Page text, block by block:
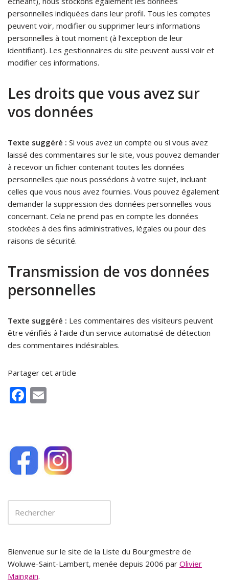
personnelles indiquées dans leur profil. Tous les comptes
peuvent voir, modifier ou supprimer leurs informations
personnelles à tout moment (à l’exception de leur
identifiant). Les gestionnaires du site peuvent aussi voir et
modifier ces informations.
Les droits que vous avez sur
vos données
Texte suggéré : Si vous avez un compte ou si vous avez
laissé des commentaires sur le site, vous pouvez demander
à recevoir un fichier contenant toutes les données
personnelles que nous possédons à votre sujet, incluant
celles que vous nous avez fournies. Vous pouvez également
demander la suppression des données personnelles vous
concernant. Cela ne prend pas en compte les données
stockées à des fins administratives, légales ou pour des
raisons de sécurité.
Transmission de vos données
personnelles
Texte suggéré : Les commentaires des visiteurs peuvent
être vérifiés à l’aide d’un service automatisé de détection
des commentaires indésirables.
Partager cet article
Facebook
Bienvenue sur le site de la Liste du Bourgmestre de
Woluwe-Saint-Lambert, menée depuis 2006 par Olivier
Maingain.